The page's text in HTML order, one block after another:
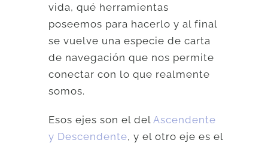
vida, qué herramientas
poseemos para hacerlo y al final
se vuelve una especie de carta
de navegación que nos permite
conectar con lo que realmente
somos.
Esos ejes son el del Ascendente
y Descendente, y el otro eje es el